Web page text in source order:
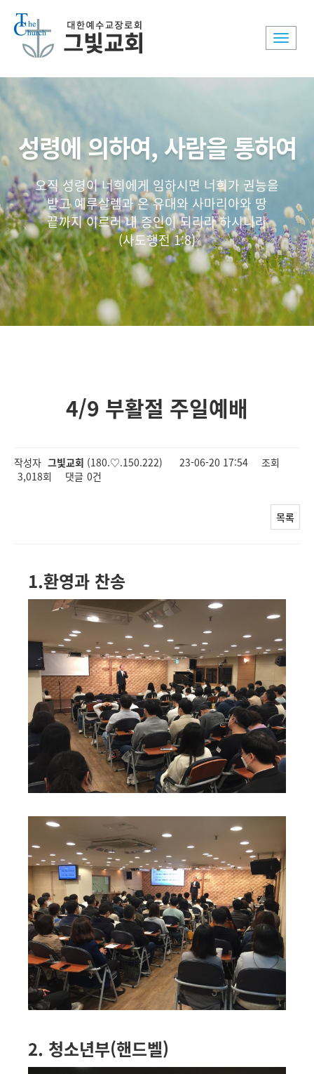
Toggle
성령에 의하여, 사람을 통하여
오직 성령이 너희에게 임하시면 너희가 권능을
받고 예루살렘과 온 유대와 사마리아와 땅
끝까지 이르러 내 증인이 되리라 하시니라
(사도행전 1:8)
4/9 부활절 주일예배
작성자 그빛교회 (180.♡.150.222) 23-06-20 17:54
조회
3,018회
댓글 0건
목록
1.환영과 찬송
2. 청소년부(핸드벨)